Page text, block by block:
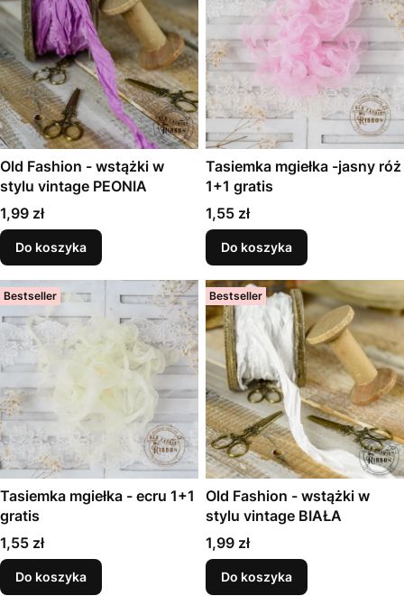
Old Fashion - wstążki w
stylu vintage PEONIA
Cena
1,99 zł
Do koszyka
Tasiemka mgiełka -jasny róż
1+1 gratis
Cena
1,55 zł
Do koszyka
Bestseller
Tasiemka mgiełka - ecru 1+1
gratis
Cena
1,55 zł
Do koszyka
Bestseller
Old Fashion - wstążki w
stylu vintage BIAŁA
Cena
1,99 zł
Do koszyka